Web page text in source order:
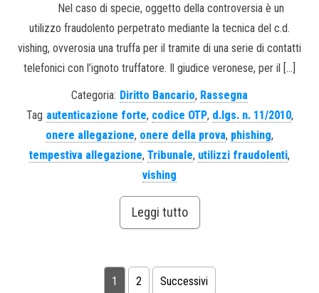
Nel caso di specie, oggetto della controversia è un
utilizzo fraudolento perpetrato mediante la tecnica del c.d.
vishing, ovverosia una truffa per il tramite di una serie di contatti
telefonici con l’ignoto truffatore. Il giudice veronese, per il […]
Categoria: Diritto Bancario, Rassegna
Tag autenticazione forte, codice OTP, d.lgs. n. 11/2010,
onere allegazione, onere della prova, phishing,
tempestiva allegazione, Tribunale, utilizzi fraudolenti,
vishing
Leggi tutto
1 2 Successivi